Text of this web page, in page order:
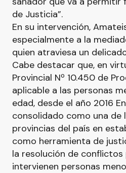
de Justicia”.
En su intervención,
especialmente a la
quien atraviesa un
Cabe destacar que, en
Provincial Nº 10.450 de
aplicable a las personas
edad, desde el año 2016
consolidado como una de
provincias del país en
como herramienta de
la resolución de conflictos
intervienen personas